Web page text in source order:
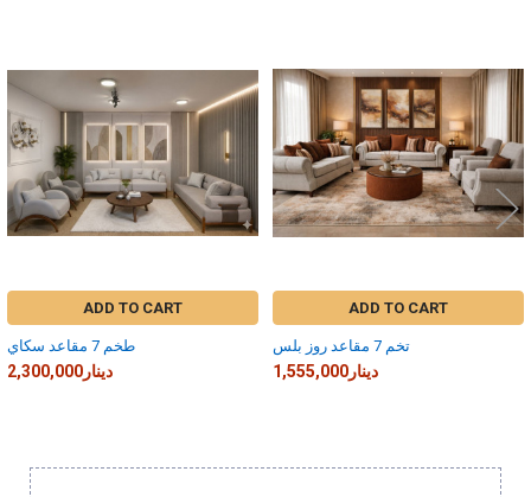
Related
Products
ADD TO CART
طخم 7 مقاعد سكاي
2,300,000دينار
ADD TO CART
تخم 7 مقاعد روز بلس
1,555,000دينار